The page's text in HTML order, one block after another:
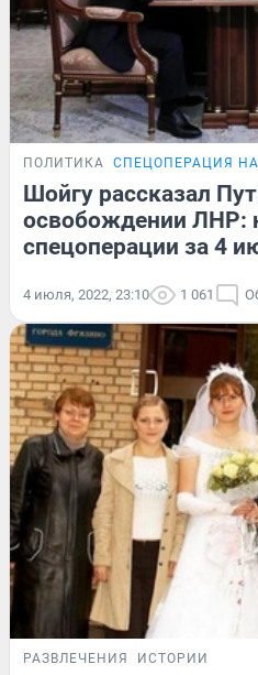
ПОЛИТИКА СПЕЦОПЕРАЦИЯ
Шойгу рассказал
освобождении ЛНР:
спецоперации за 4
4 июля, 2022, 23:10 1 061
РАЗВЛЕЧЕНИЯ ИСТОРИИ